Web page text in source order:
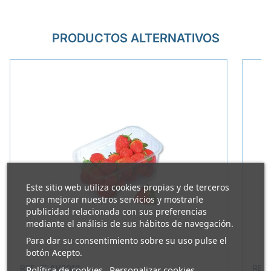
Este sitio web utiliza cookies propias y de terceros
para mejorar nuestros servicios y mostrarle
publicidad relacionada con sus preferencias
mediante el análisis de sus hábitos de navegación.
Para dar su consentimiento sobre su uso pulse el
botón Acepto.
PRODUCTOS ALTERNATIVOS
REF.ELAV2013